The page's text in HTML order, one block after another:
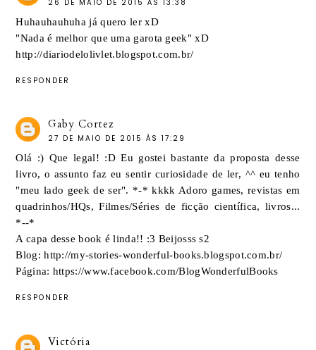
26 DE MAIO DE 2015 ÀS 13:38
Huhauhauhuha já quero ler xD
"Nada é melhor que uma garota geek" xD
http://diariodelolivlet.blogspot.com.br/
RESPONDER
Gaby Cortez
27 DE MAIO DE 2015 ÀS 17:29
Olá :) Que legal! :D Eu gostei bastante da proposta desse
livro, o assunto faz eu sentir curiosidade de ler, ^^ eu tenho
"meu lado geek de ser". *-* kkkk Adoro games, revistas em
quadrinhos/HQs, Filmes/Séries de ficção científica, livros...
*--*
A capa desse book é linda!! :3 Beijosss s2
Blog: http://my-stories-wonderful-books.blogspot.com.br/
Página: https://www.facebook.com/BlogWonderfulBooks
RESPONDER
Victória